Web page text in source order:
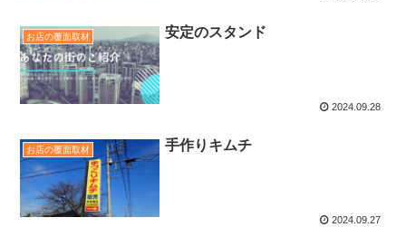
お店の覆面取材 安定のスタンド
2024.09.28
お店の覆面取材 手作りキムチ
2024.09.27